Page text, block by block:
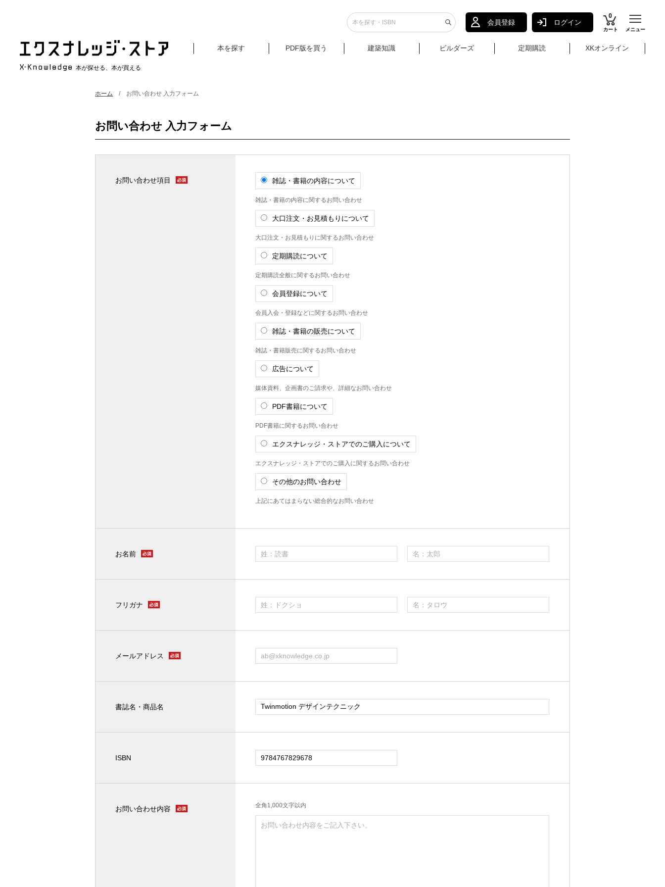
会員登録 ログイン
0
カート メニュー
本が探せる、本が買える
本を探す PDF版を買う 建築知識 ビルダーズ 定期購読 XKオンライン
ホーム お問い合わせ 入力フォーム
お問い合わせ 入力フォーム
お問い合わせ項目 雑誌・書籍の内容について
雑誌・書籍の内容に関するお問い合わせ
大口注文・お見積もりについて
大口注文・お見積もりに関するお問い合わせ
定期購読について
定期購読全般に関するお問い合わせ
会員登録について
会員入会・登録などに関するお問い合わせ
雑誌・書籍の販売について
雑誌・書籍販売に関するお問い合わせ
広告について
媒体資料、企画書のご請求や、詳細なお問い合わせ
PDF書籍について
PDF書籍に関するお問い合わせ
エクスナレッジ・ストアでのご購入について
エクスナレッジ・ストアでのご購入に関するお問い合わせ
その他のお問い合わせ
上記にあてはまらない総合的なお問い合わせ
お名前
フリガナ
メールアドレス
書誌名・商品名
ISBN
お問い合わせ内容 全角1,000文字以内